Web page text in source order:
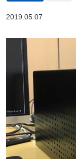
2019.05.07